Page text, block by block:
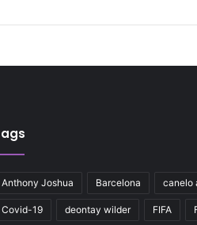
Anthony Joshua Barcelona canelo
Covid-19 deontay wilder FIFA